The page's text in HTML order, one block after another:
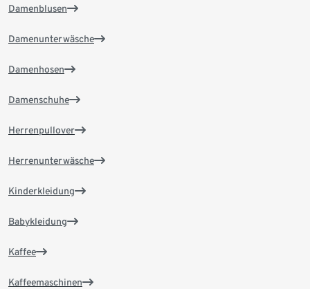
Damenblusen
Damenunterwäsche
Damenhosen
Damenschuhe
Herrenpullover
Herrenunterwäsche
Kinderkleidung
Babykleidung
Kaffee
Kaffeemaschinen